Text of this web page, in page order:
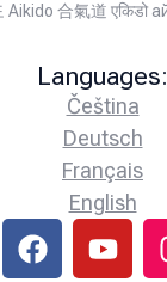
Languages:
Čeština
Deutsch
Français
English